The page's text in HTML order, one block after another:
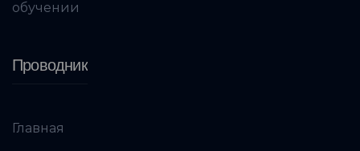
обучении
Проводник
Главная